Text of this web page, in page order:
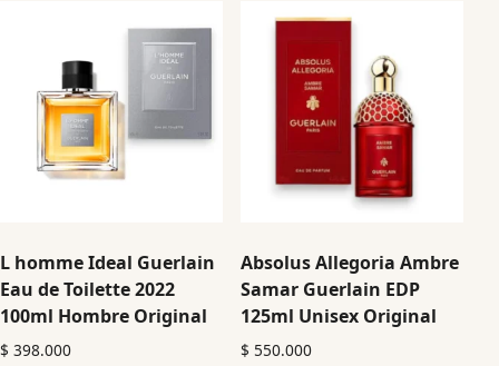
L homme Ideal Guerlain
Eau de Toilette 2022
100ml Hombre Original
$ 398.000
Absolus Allegoria Ambre
Samar Guerlain EDP
125ml Unisex Original
$ 550.000